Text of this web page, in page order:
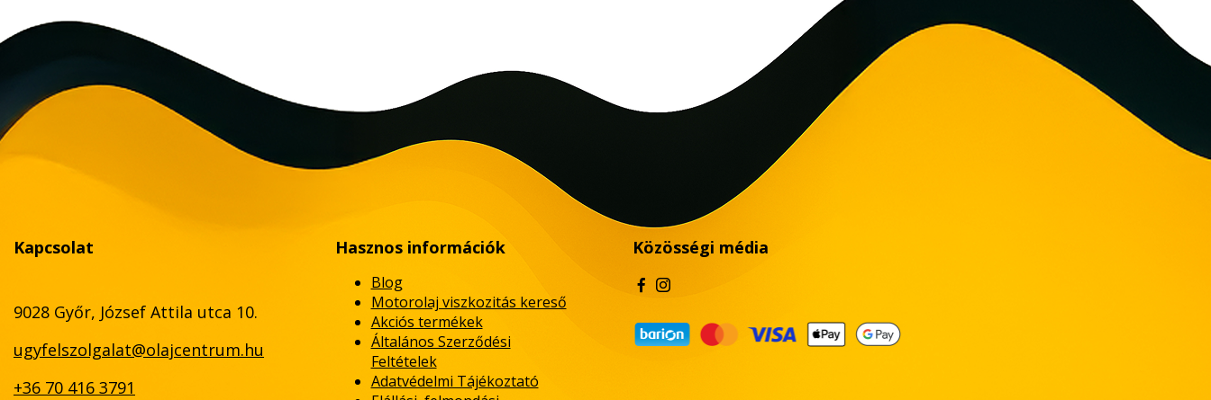
Kapcsolat
9028 Győr, József Attila utca 10.
ugyfelszolgalat@olajcentrum.hu
+36 70 416 3791
Hasznos információk
Blog
Motorolaj viszkozitás kereső
Akciós termékek
Általános Szerződési
Feltételek
Adatvédelmi Tájékoztató
Közösségi média